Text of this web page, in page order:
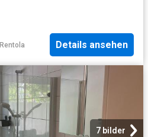
Rentola Details ansehen
7 bilder